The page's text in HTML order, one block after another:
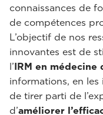
connaissances de
de compétences
L’objectif de nos
innovantes est de
l’IRM en médecine
informations, en
de tirer parti de
d’améliorer